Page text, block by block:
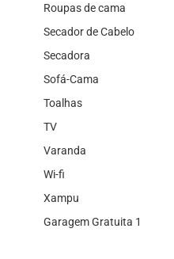
Roupas de cama
Secador de Cabelo
Secadora
Sofá-Cama
Toalhas
TV
Varanda
Wi-fi
Xampu
Garagem Gratuita 1